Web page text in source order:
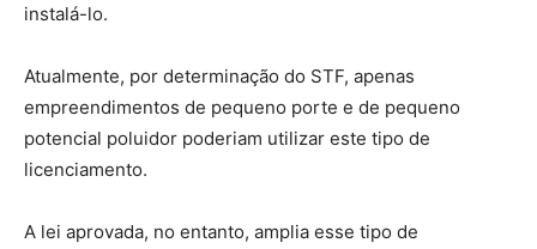
instalá-lo.
Atualmente, por determinação do STF, apenas
empreendimentos de pequeno porte e de pequeno
potencial poluidor poderiam utilizar este tipo de
licenciamento.
A lei aprovada, no entanto, amplia esse tipo de